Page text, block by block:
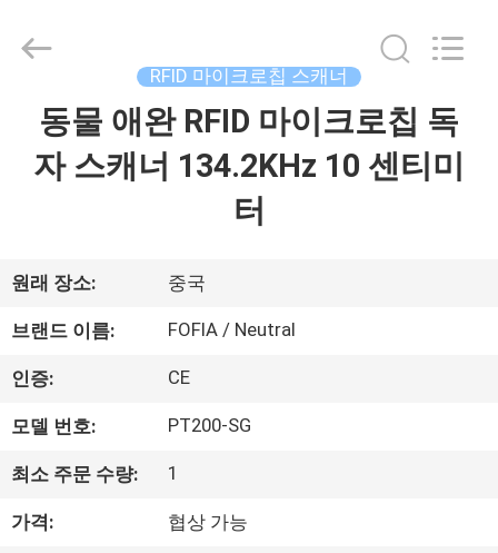
동
영
상
우
리
2017
Technology
RFID 마이크로칩 스캐너
동물 애완 RFID 마이크로칩 독
자 스캐너 134.2KHz 10 센티미
터
원래 장소: 중국
브랜드 이름: FOFIA / Neutral
인증: CE
모델 번호: PT200-SG
최소 주문 수량: 1
가격: 협상 가능